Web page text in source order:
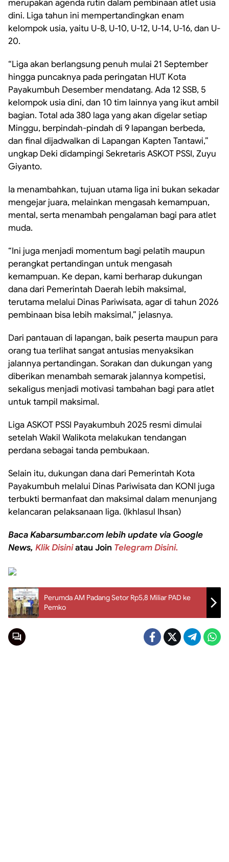
merupakan agenda rutin dalam pembinaan atlet usia
dini. Liga tahun ini mempertandingkan enam
kelompok usia, yaitu U-8, U-10, U-12, U-14, U-16, dan U-
20.
“Liga akan berlangsung penuh mulai 21 September
hingga puncaknya pada peringatan HUT Kota
Payakumbuh Desember mendatang. Ada 12 SSB, 5
kelompok usia dini, dan 10 tim lainnya yang ikut ambil
bagian. Total ada 380 laga yang akan digelar setiap
Minggu, berpindah-pindah di 9 lapangan berbeda,
dan final dijadwalkan di Lapangan Kapten Tantawi,”
ungkap Deki didampingi Sekretaris ASKOT PSSI, Zuyu
Giyanto.
Ia menambahkan, tujuan utama liga ini bukan sekadar
mengejar juara, melainkan mengasah kemampuan,
mental, serta menambah pengalaman bagi para atlet
muda.
“Ini juga menjadi momentum bagi pelatih maupun
perangkat pertandingan untuk mengasah
kemampuan. Ke depan, kami berharap dukungan
dana dari Pemerintah Daerah lebih maksimal,
terutama melalui Dinas Pariwisata, agar di tahun 2026
pembinaan bisa lebih maksimal,” jelasnya.
Dari pantauan di lapangan, baik peserta maupun para
orang tua terlihat sangat antusias menyaksikan
jalannya pertandingan. Sorakan dan dukungan yang
diberikan menambah semarak jalannya kompetisi,
sekaligus menjadi motivasi tambahan bagi para atlet
untuk tampil maksimal.
Liga ASKOT PSSI Payakumbuh 2025 resmi dimulai
setelah Wakil Walikota melakukan tendangan
perdana sebagai tanda pembukaan.
Selain itu, dukungan dana dari Pemerintah Kota
Payakumbuh melalui Dinas Pariwisata dan KONI juga
terbukti bermanfaat dan maksimal dalam menunjang
kelancaran pelaksanaan liga. (Ikhlasul Ihsan)
Baca Kabarsumbar.com lebih update via Google
News, Klik Disiniatau Join Telegram Disini.
Perumda AM Padang Setor Rp5,8 Miliar PAD ke
Pemko